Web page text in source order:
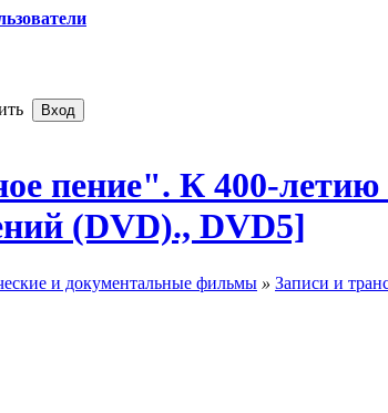
пение". К 400-летию
​ (DVD)., DVD5]
и документальные фильмы » Записи и